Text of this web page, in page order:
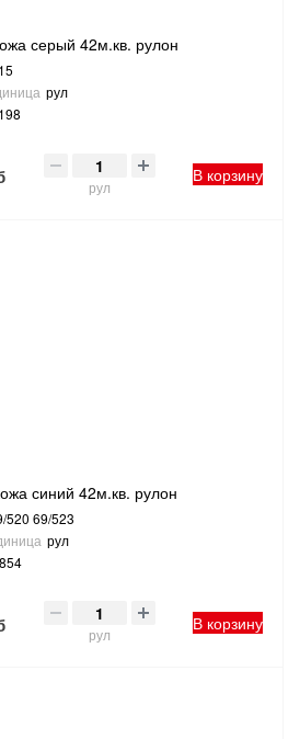
ОТДЕЛОЧНЫЕ МАТЕРИАЛЫ
серый 42м.кв. рулон
рул
рул
В корзину
синий 42м.кв. рулон
520 69/523
рул
рул
В корзину